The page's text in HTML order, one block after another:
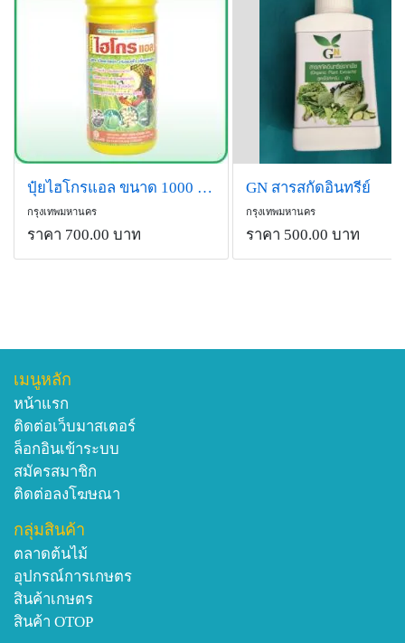
ปุ๋ยไฮโกรแอล ขนาด 1000 ซีซี
กรุงเทพมหานคร
ราคา 700.00 บาท
GN สารสกัดอินทรีย์
กรุงเทพมหานคร
ราคา 500.00 บาท
เมนูหลัก
หน้าแรก
ติดต่อเว็บมาสเตอร์
ล็อกอินเข้าระบบ
สมัครสมาชิก
ติดต่อลงโฆษณา
กลุ่มสินค้า
ตลาดต้นไม้
อุปกรณ์การเกษตร
สินค้าเกษตร
สินค้า OTOP